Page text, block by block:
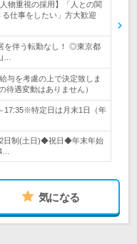
物重視の採用】「人との関
仕事をしたい」方大歓迎
を伴う転勤なし！ ◎東京都
…
与を考慮の上で決定致しま
遇変動はありません）
特定日は月末1日（年
日制(土日)◆祝日◆年末年始
気になる